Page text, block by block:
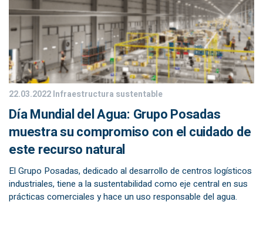
22.03.2022Infraestructura sustentable
Día Mundial del Agua: Grupo Posadas
muestra su compromiso con el cuidado de
este recurso natural
El Grupo Posadas, dedicado al desarrollo de centros logísticos
industriales, tiene a la sustentabilidad como eje central en sus
prácticas comerciales y hace un uso responsable del agua.